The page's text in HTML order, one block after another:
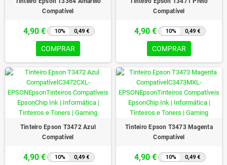
Compatível
4,90 € 10% 0,49 €
COMPRAR
Compatível
4,90 € 10% 0,49 €
COMPRAR
Tinteiro Epson T3472 Azul
Compatível
4,90 € 10% 0,49 €
Tinteiro Epson T3473 Magenta
Compatível
4,90 € 10% 0,49 €